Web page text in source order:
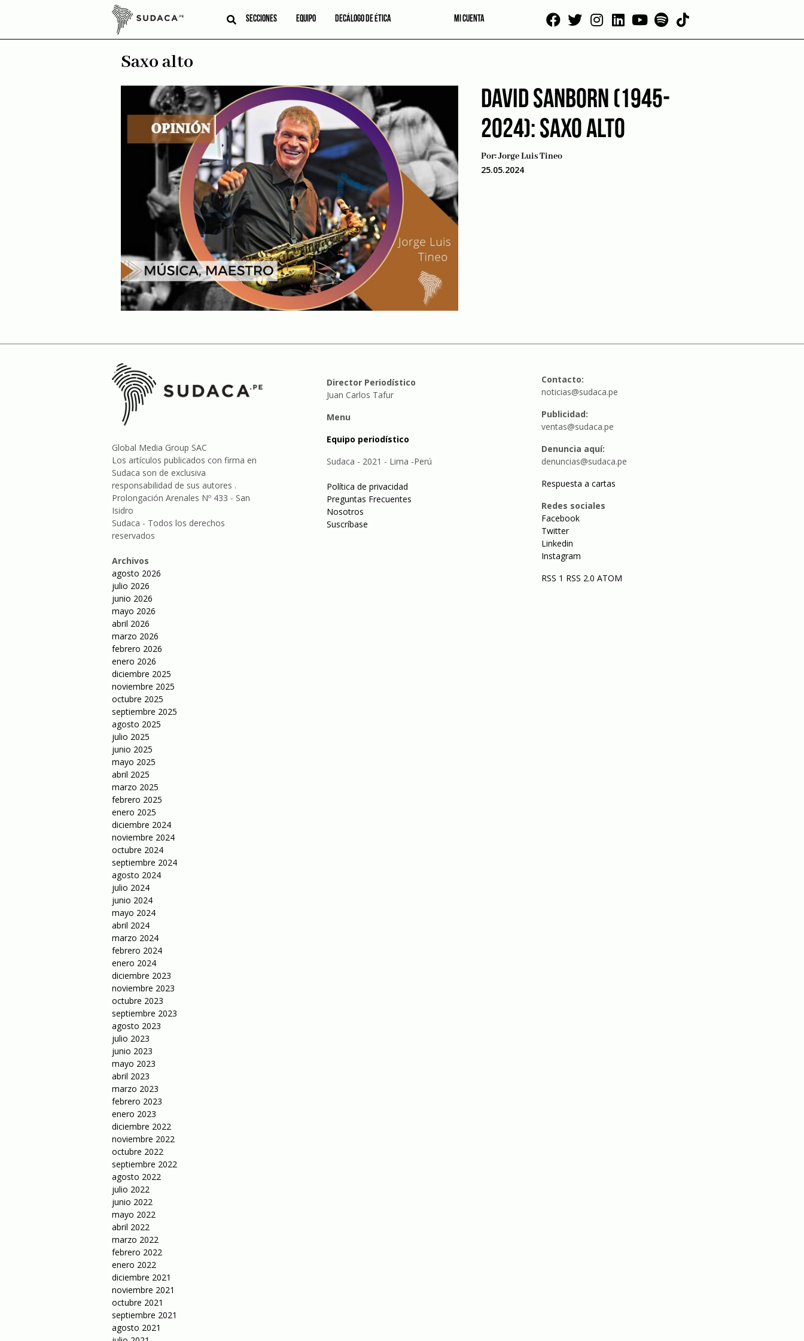
SECCIONES EQUIPO DECÁLOGO DE ÉTICA MI CUENTA
Saxo alto
DAVID SANBORN (1945-
2024): SAXO ALTO
Por:Jorge Luis Tineo
25.05.2024
Global Media Group SAC
Los artículos publicados con firma en
Sudaca son de exclusiva
responsabilidad de sus autores .
Prolongación Arenales Nº 433 - San
Isidro
Sudaca - Todos los derechos
reservados
Archivos
agosto 2026
julio 2026
junio 2026
mayo 2026
abril 2026
marzo 2026
febrero 2026
enero 2026
diciembre 2025
noviembre 2025
octubre 2025
septiembre 2025
agosto 2025
julio 2025
junio 2025
mayo 2025
abril 2025
marzo 2025
febrero 2025
enero 2025
diciembre 2024
noviembre 2024
octubre 2024
septiembre 2024
agosto 2024
julio 2024
junio 2024
mayo 2024
abril 2024
marzo 2024
febrero 2024
enero 2024
diciembre 2023
noviembre 2023
octubre 2023
septiembre 2023
agosto 2023
julio 2023
junio 2023
mayo 2023
abril 2023
marzo 2023
febrero 2023
enero 2023
diciembre 2022
noviembre 2022
octubre 2022
septiembre 2022
agosto 2022
julio 2022
junio 2022
mayo 2022
abril 2022
marzo 2022
febrero 2022
enero 2022
diciembre 2021
noviembre 2021
octubre 2021
septiembre 2021
agosto 2021
Director Periodístico
Juan Carlos Tafur
Menu
Equipo periodístico
Sudaca - 2021 - Lima -Perú
Política de privacidad
Preguntas Frecuentes
Nosotros
Suscríbase
Contacto:
noticias@sudaca.pe
Publicidad:
ventas@sudaca.pe
Denuncia aquí:
denuncias@sudaca.pe
Respuesta a cartas
Redes sociales
Facebook
Twitter
Linkedin
Instagram
RSS 1 RSS 2.0 ATOM